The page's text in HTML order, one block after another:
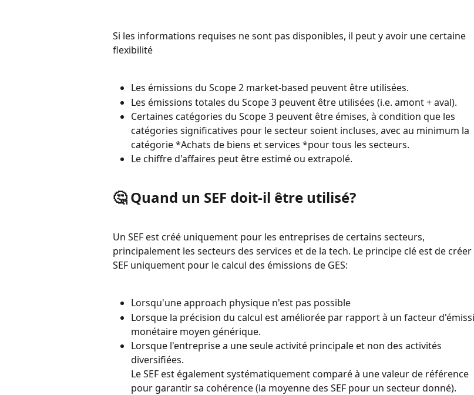
Si les informations requises ne sont pas disponibles, il peut y avoir une certaine
flexibilité
Les émissions du Scope 2 market-based peuvent être utilisées.
Les émissions totales du Scope 3 peuvent être utilisées (i.e. amont + aval).
Certaines catégories du Scope 3 peuvent être émises, à condition que les
catégories significatives pour le secteur soient incluses, avec au minimum la
catégorie *Achats de biens et services *pour tous les secteurs.
Le chiffre d'affaires peut être estimé ou extrapolé.
🤔 Quand un SEF doit-il être utilisé?
Un SEF est créé uniquement pour les entreprises de certains secteurs,
principalement les secteurs des services et de la tech. Le principe clé est de créer
SEF uniquement pour le calcul des émissions de GES:
Lorsqu'une approach physique n'est pas possible
Lorsque la précision du calcul est améliorée par rapport à un facteur
monétaire moyen générique.
Lorsque l'entreprise a une seule activité principale et non des activités
diversifiées.
Le SEF est également systématiquement comparé à une valeur de référence
pour garantir sa cohérence (la moyenne des SEF pour un secteur donné).